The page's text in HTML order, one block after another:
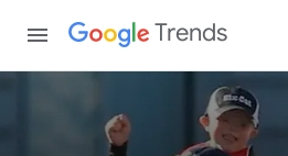
Trends